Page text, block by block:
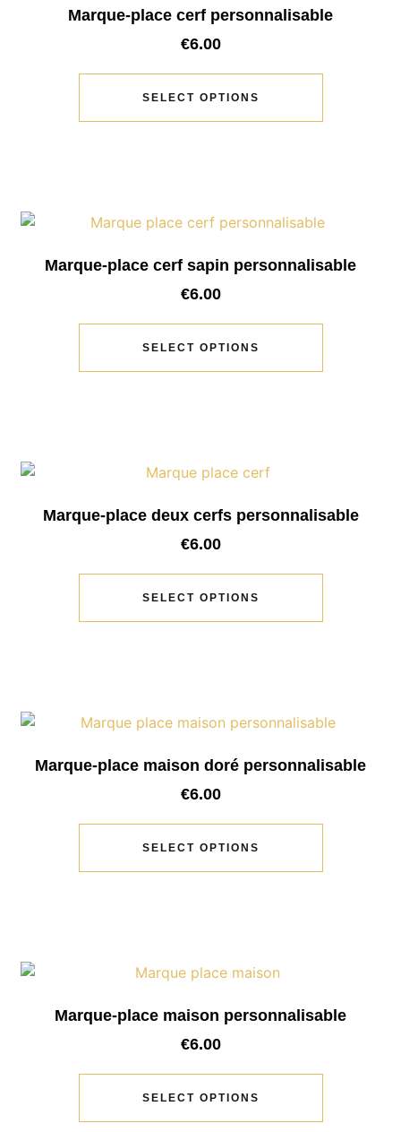
Marque-place cerf personnalisable
€6.00
SELECT OPTIONS
Marque-place cerf sapin personnalisable
€6.00
SELECT OPTIONS
Marque-place deux cerfs personnalisable
€6.00
SELECT OPTIONS
Marque-place maison doré personnalisable
€6.00
SELECT OPTIONS
Marque-place maison personnalisable
€6.00
SELECT OPTIONS